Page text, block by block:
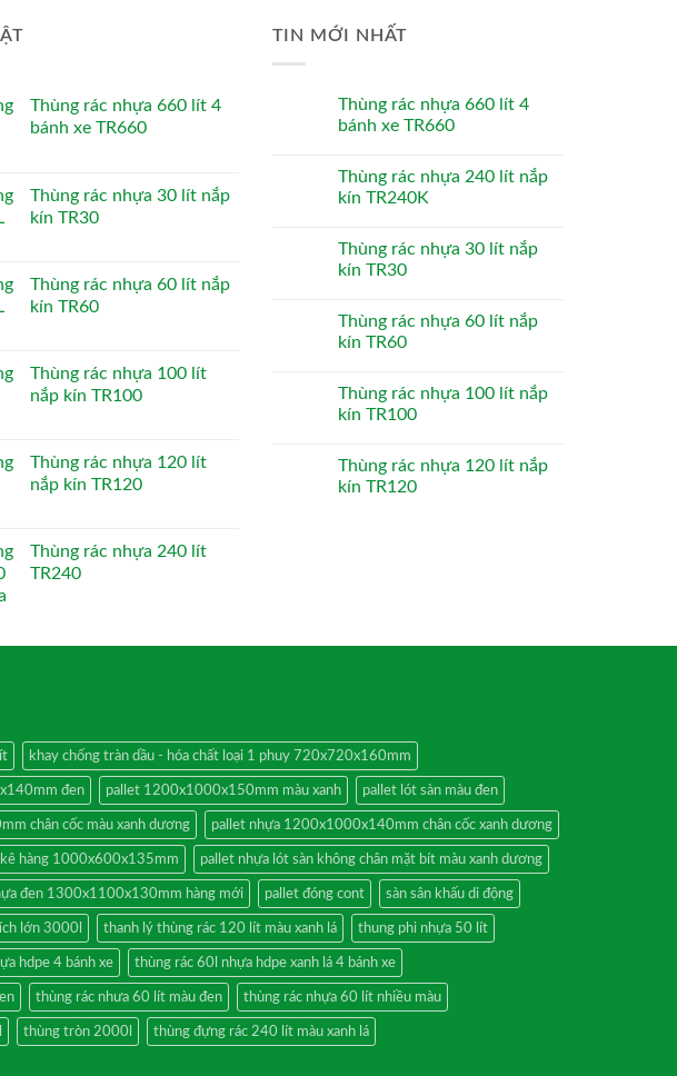
Thùng rác nhựa 660 lít 4
bánh xe TR660
Thùng rác nhựa 30 lít nắp
kín TR30
Thùng rác nhựa 60 lít nắp
kín TR60
Thùng rác nhựa 100 lít
nắp kín TR100
Thùng rác nhựa 120 lít
nắp kín TR120
Thùng rác nhựa 240 lít
TR240
TIN MỚI NHẤT
Thùng rác nhựa 660 lít 4
bánh xe TR660
Thùng rác nhựa 240 lít nắp
kín TR240K
Thùng rác nhựa 30 lít nắp
kín TR30
Thùng rác nhựa 60 lít nắp
kín TR60
Thùng rác nhựa 100 lít nắp
kín TR100
Thùng rác nhựa 120 lít nắp
kín TR120
khay chống tràn dầu - hóa chất loại 1 phuy 720x720x160mm
đen pallet 1200x1000x150mm màu xanh pallet lót sàn màu đen
chân cốc màu xanh dương pallet nhựa 1200x1000x140mm chân cốc xanh dương
kê hàng 1000x600x135mm pallet nhựa lót sàn không chân mặt bít màu xanh dương
đen 1300x1100x130mm hàng mới pallet đóng cont sàn sân khấu di động
lớn 3000l thanh lý thùng rác 120 lít màu xanh lá thung phi nhựa 50 lít
hdpe 4 bánh xe thùng rác 60l nhựa hdpe xanh lá 4 bánh xe
thùng rác nhưa 60 lít màu đen thùng rác nhựa 60 lít nhiều màu
thùng tròn 2000l thùng đựng rác 240 lít màu xanh lá